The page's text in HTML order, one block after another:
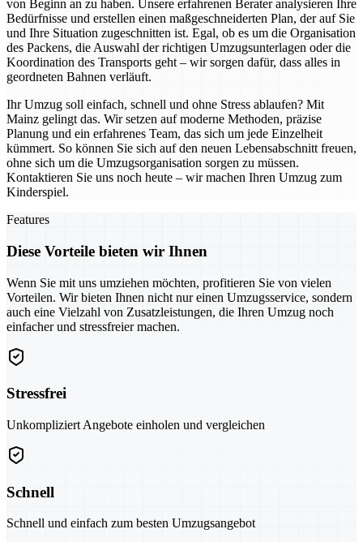
von Beginn an zu haben. Unsere erfahrenen Berater analysieren Ihre
Bedürfnisse und erstellen einen maßgeschneiderten Plan, der auf Sie
und Ihre Situation zugeschnitten ist. Egal, ob es um die Organisation
des Packens, die Auswahl der richtigen Umzugsunterlagen oder die
Koordination des Transports geht – wir sorgen dafür, dass alles in
geordneten Bahnen verläuft.
Ihr Umzug soll einfach, schnell und ohne Stress ablaufen? Mit
Mainz gelingt das. Wir setzen auf moderne Methoden, präzise
Planung und ein erfahrenes Team, das sich um jede Einzelheit
kümmert. So können Sie sich auf den neuen Lebensabschnitt freuen,
ohne sich um die Umzugsorganisation sorgen zu müssen.
Kontaktieren Sie uns noch heute – wir machen Ihren Umzug zum
Kinderspiel.
Features
Diese Vorteile bieten wir Ihnen
Wenn Sie mit uns umziehen möchten, profitieren Sie von vielen
Vorteilen. Wir bieten Ihnen nicht nur einen Umzugsservice, sondern
auch eine Vielzahl von Zusatzleistungen, die Ihren Umzug noch
einfacher und stressfreier machen.
Stressfrei
Unkompliziert Angebote einholen und vergleichen
Schnell
Schnell und einfach zum besten Umzugsangebot